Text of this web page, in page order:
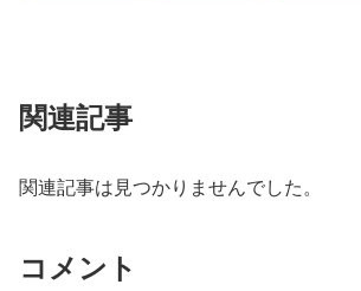
関連記事
関連記事は見つかりませんでした。
コメント